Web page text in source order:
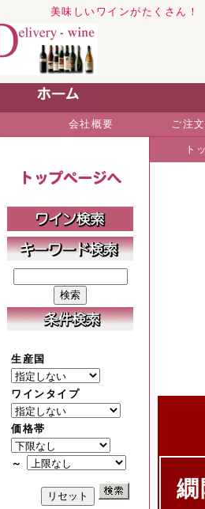
美味しいワインがたくさん！
会社概要 ご注
生産国
ワインタイプ
価格帯
～
ト
繝